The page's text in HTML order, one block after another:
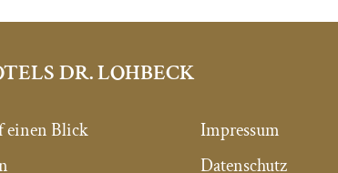
DR. LOHBECK
einen Blick
Impressum
Datenschutz